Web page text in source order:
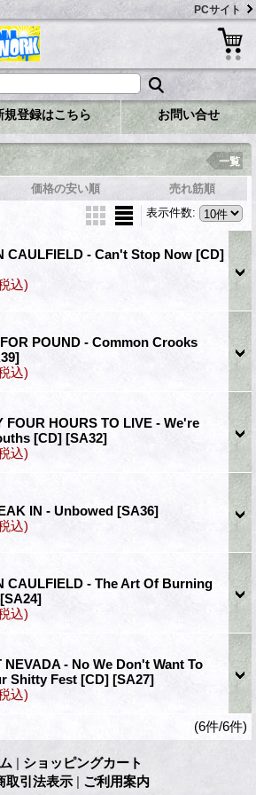
PCサイト
規登録はこちら お問い合せ
一覧
価格の安い順
売れ筋順
表示件数:
CAULFIELD - Can't Stop Now [CD]
込)
POUND - Common Crooks
込)
FOUR HOURS TO LIVE - We're
[CD] [SA32]
込)
IN - Unbowed [SA36]
込)
CAULFIELD - The Art Of Burning
[SA24]
込)
NEVADA - No We Don't Want To
Shitty Fest [CD] [SA27]
込)
(6件/6件)
| ショッピングカート
取引法表示 | ご利用案内